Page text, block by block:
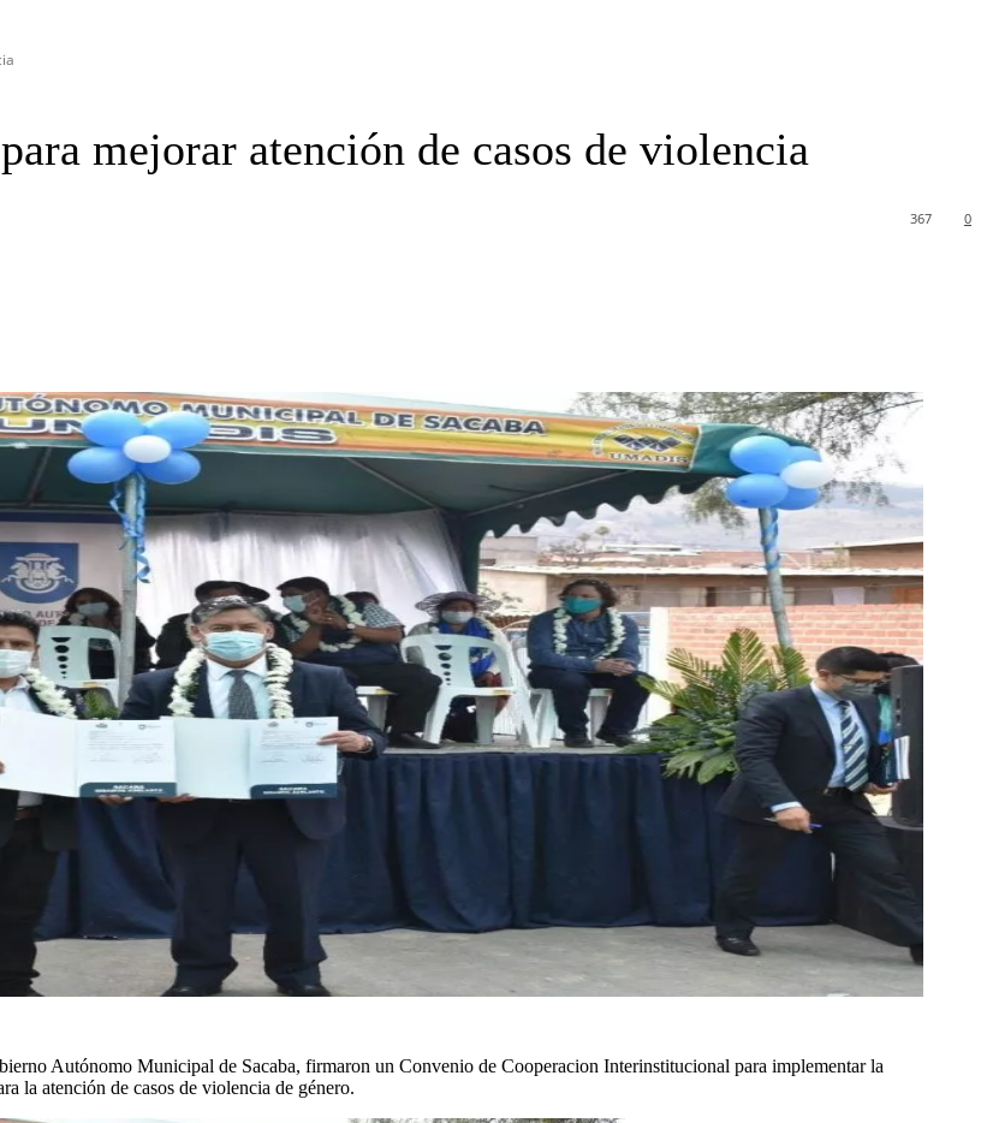
mejorar atención de casos de violencia
0
367
Autónomo Municipal de Sacaba, firmaron un Convenio de Cooperacion Interinstitucional para implementar la
la atención de casos de violencia de género.